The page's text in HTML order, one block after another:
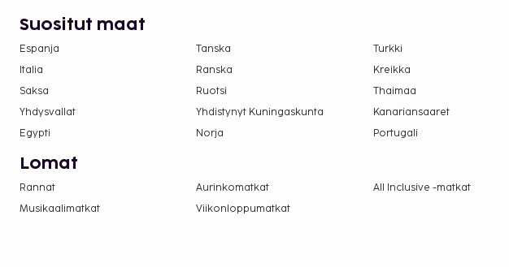
Suositut maat
Espanja Tanska
Turkki
Italia
Ranska
Kreikka
Saksa
Ruotsi
Thaimaa
Yhdysvallat
Yhdistynyt Kuningaskunta
Kanariansaaret
Egypti
Norja Portugali
Lomat
Rannat Aurinkomatkat All Inclusive -matkat
Musikaalimatkat
Viikonloppumatkat